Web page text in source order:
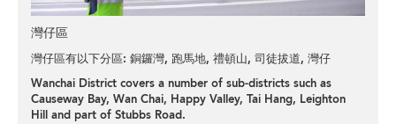
灣仔區
灣仔區有以下分區: 銅鑼灣, 跑馬地, 禮頓山, 司徒拔道, 灣仔
Wanchai District covers a number of sub-districts such as
Causeway Bay, Wan Chai, Happy Valley, Tai Hang, Leighton
Hill and part of Stubbs Road.